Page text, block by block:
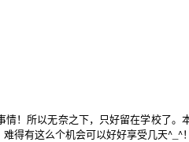
！所以无奈之下，只好留在学校了
得有这么个机会可以好好享受几天^_^